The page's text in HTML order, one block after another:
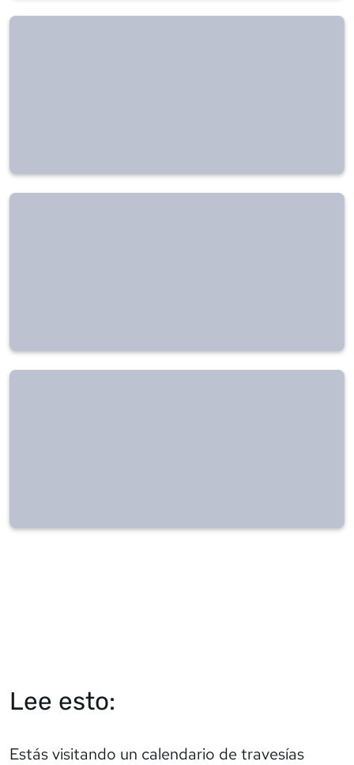
Lee esto:
Estás visitando un calendario de travesías